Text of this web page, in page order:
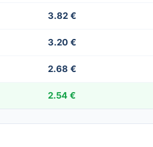
3.82 €
3.20 €
2.68 €
2.54 €